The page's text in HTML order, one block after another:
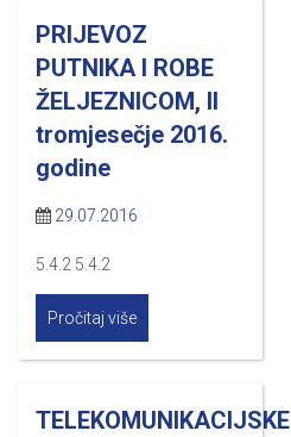
PRIJEVOZ
PUTNIKA I ROBE
ŽELJEZNICOM, II
tromjesečje 2016.
godine
29.07.2016
5.4.2 5.4.2
Pročitaj više
TELEKOMUNIKACIJSKE